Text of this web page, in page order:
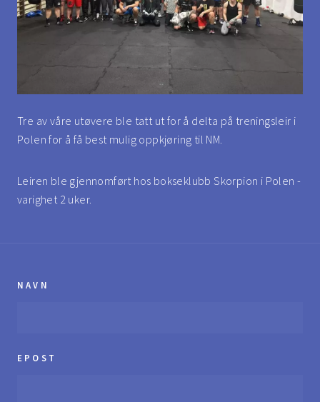
Tre av våre utøvere ble tatt ut for å delta på treningsleir i
Polen for å få best mulig oppkjøring til NM.
Leiren ble gjennomført hos bokseklubb Skorpion i Polen -
varighet 2 uker.
NAVN
EPOST